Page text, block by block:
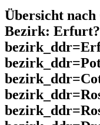
Übersicht
Bezirk: